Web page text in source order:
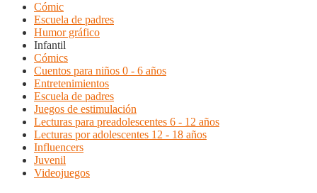
Cómic
Escuela de padres
Humor gráfico
Infantil
Cómics
Cuentos para niños 0 - 6 años
Entretenimientos
Escuela de padres
Juegos de estimulación
Lecturas para preadolescentes 6 - 12 años
Lecturas por adolescentes 12 - 18 años
Influencers
Juvenil
Videojuegos